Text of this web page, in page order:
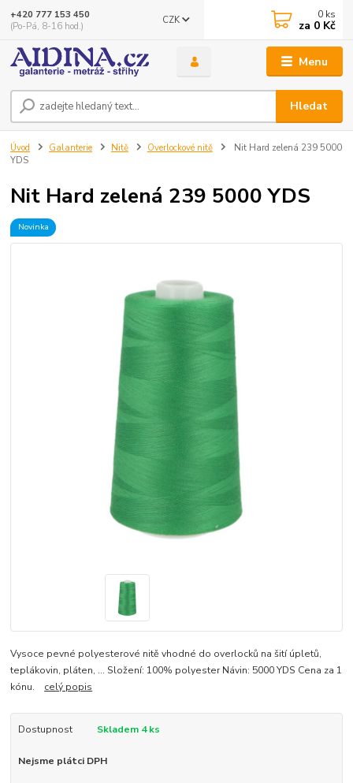
Menu
CZK
Hledat
+420 777 153 450
(Po-Pá, 8-16 hod.)
0 ks
za 0 Kč
Úvod Galanterie Nitě Overlockové nitě
Nit Hard zelená 239 5000
YDS
Nit Hard zelená 239 5000 YDS
Novinka
Vysoce pevné polyesterové nitě vhodné do overlocků na šití úpletů,
teplákovin, pláten, ... Složení: 100% polyester Návin: 5000 YDS Cena za 1
kónu. celý popis
Dostupnost Skladem 4 ks
Nejsme plátci DPH